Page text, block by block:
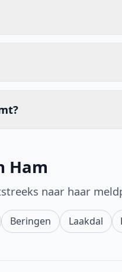
Ham
naar haar
Beringen Laakdal